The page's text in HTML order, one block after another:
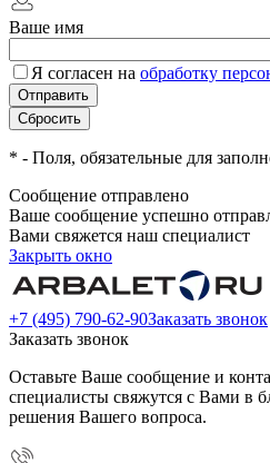
Ваше имя
Я согласен на обработку
* - Поля, обязательные для
Сообщение отправлено
Ваше сообщение успешно
Вами свяжется наш специалист
Закрыть окно
+7 (495) 790-62-90Заказать звонок
Заказать звонок
Оставьте Ваше сообщение и
специалисты свяжутся с Вами в
решения Вашего вопроса.